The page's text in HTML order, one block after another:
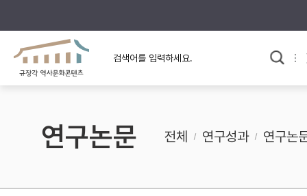
규장각의 어제와 오늘
규장각 소개영상
사료와 문학으로 본
고대
조선 후기
연구논문 전체 연구성과 연구논